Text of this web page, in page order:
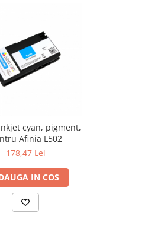
cyan, pigment,
Afinia L502
178,47 Lei
IN COS